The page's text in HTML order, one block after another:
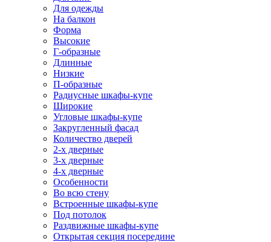
Для одежды
На балкон
Форма
Высокие
Г-образные
Длинные
Низкие
П-образные
Радиусные шкафы-купе
Широкие
Угловые шкафы-купе
Закругленный фасад
Количество дверей
2-х дверные
3-х дверные
4-х дверные
Особенности
Во всю стену
Встроенные шкафы-купе
Под потолок
Раздвижные шкафы-купе
Открытая секция посередине